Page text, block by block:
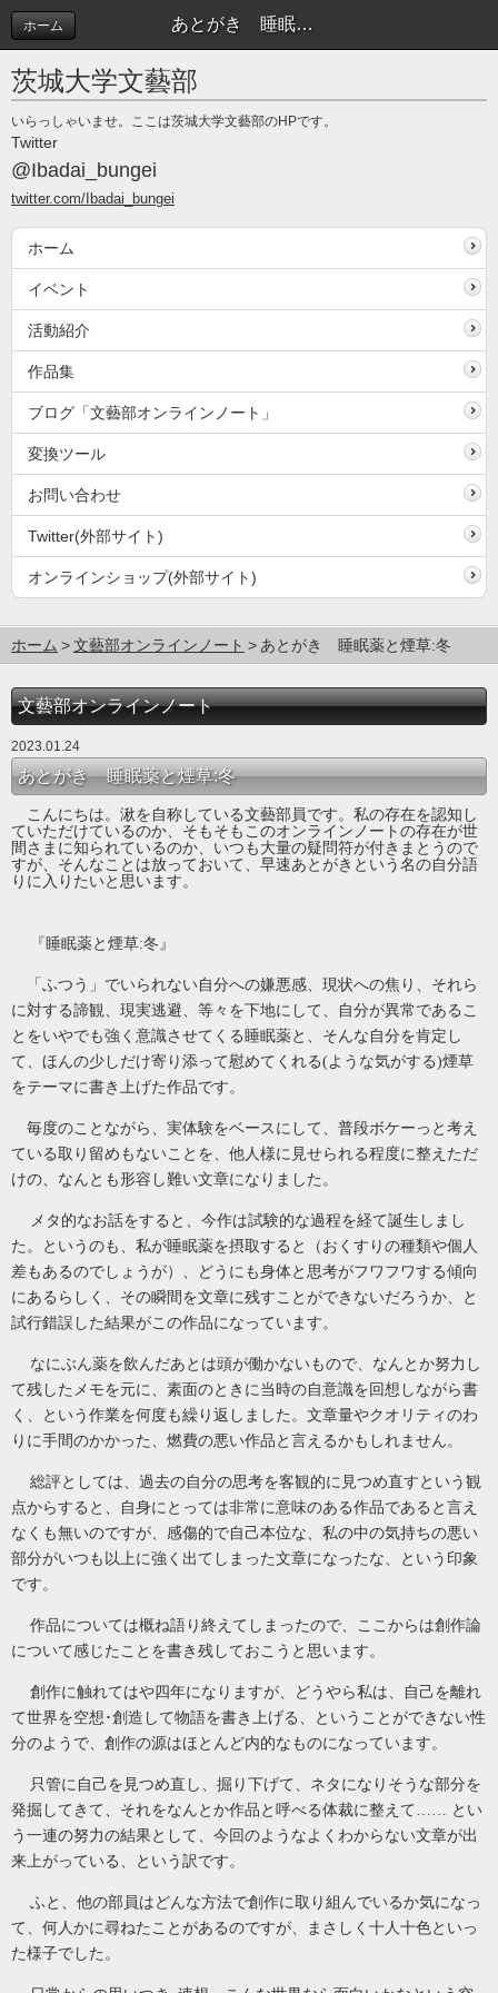
あとがき 睡眠薬と煙草:冬 | 文藝部オンラインノート
ホーム
茨城大学文藝部
いらっしゃいませ。ここは茨城大学文藝部のHPです。
Twitter
@Ibadai_bungei
twitter.com/Ibadai_bungei
ホーム
イベント
活動紹介
作品集
ブログ「文藝部オンラインノート」
変換ツール
お問い合わせ
Twitter(外部サイト)
オンラインショップ(外部サイト)
ホーム 文藝部オンラインノート あとがき 睡眠薬と煙草:冬
文藝部オンラインノート
2023.01.24
あとがき 睡眠薬と煙草:冬
こんにちは。湫を自称している文藝部員です。私の存在を認知し
ていただけているのか、そもそもこのオンラインノートの存在が世
間さまに知られているのか、いつも大量の疑問符が付きまとうので
すが、そんなことは放っておいて、早速あとがきという名の自分語
りに入りたいと思います。
『睡眠薬と煙草:冬』
「ふつう」でいられない自分への嫌悪感、現状への焦り、それら
に対する諦観、現実逃避、等々を下地にして、自分が異常であるこ
とをいやでも強く意識させてくる睡眠薬と、そんな自分を肯定し
て、ほんの少しだけ寄り添って慰めてくれる(ような気がする)煙草
をテーマに書き上げた作品です。
毎度のことながら、実体験をベースにして、普段ボケーっと考え
ている取り留めもないことを、他人様に見せられる程度に整えただ
けの、なんとも形容し難い文章になりました。
メタ的なお話をすると、今作は試験的な過程を経て誕生しまし
た。というのも、私が睡眠薬を摂取すると（おくすりの種類や個人
差もあるのでしょうが）、どうにも身体と思考がフワフワする傾向
にあるらしく、その瞬間を文章に残すことができないだろうか、と
試行錯誤した結果がこの作品になっています。
なにぶん薬を飲んだあとは頭が働かないもので、なんとか努力し
て残したメモを元に、素面のときに当時の自意識を回想しながら書
く、という作業を何度も繰り返しました。文章量やクオリティのわ
りに手間のかかった、燃費の悪い作品と言えるかもしれません。
総評としては、過去の自分の思考を客観的に見つめ直すという観
点からすると、自身にとっては非常に意味のある作品であると言え
なくも無いのですが、感傷的で自己本位な、私の中の気持ちの悪い
部分がいつも以上に強く出てしまった文章になったな、という印象
です。
作品については概ね語り終えてしまったので、ここからは創作論
について感じたことを書き残しておこうと思います。
創作に触れてはや四年になりますが、どうやら私は、自己を離れ
て世界を空想･創造して物語を書き上げる、ということができない性
分のようで、創作の源はほとんど内的なものになっています。
只管に自己を見つめ直し、掘り下げて、ネタになりそうな部分を
発掘してきて、それをなんとか作品と呼べる体裁に整えて…… とい
う一連の努力の結果として、今回のようなよくわからない文章が出
来上がっている、という訳です。
ふと、他の部員はどんな方法で創作に取り組んでいるか気になっ
て、何人かに尋ねたことがあるのですが、まさしく十人十色といっ
た様子でした。